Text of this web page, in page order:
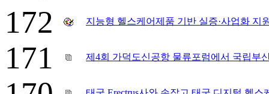
172 지능형 헬스케어제품 기반 실증·사업화 지
171 제4회 가덕도신공항 물류포럼에서 국립부